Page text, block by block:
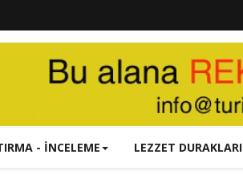
- İNCELEME LEZZET DURAKLARI